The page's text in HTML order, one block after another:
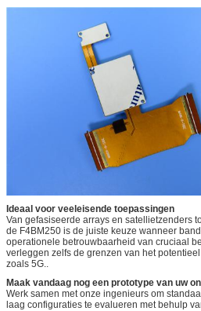
Ideaal voor veeleisende toepassingen
Van gefasiseerde arrays en satellietzenders
de F4BM250 is de juiste keuze wanneer
operationele betrouwbaarheid van cruciaal
verleggen zelfs de grenzen van het
zoals 5G..
Maak vandaag nog een prototype van uw
Werk samen met onze ingenieurs om
laag configuraties te evalueren met behulp